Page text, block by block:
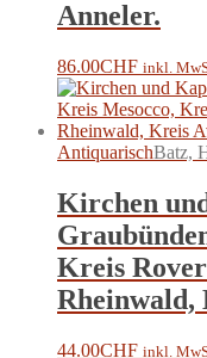
Anneler.
86.00CHF inkl.
AntiquarischBatz,
Kirchen
Kreis
Rheinwald,
44.00CHF inkl.